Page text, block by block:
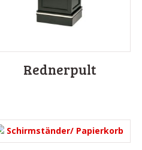
Rednerpult